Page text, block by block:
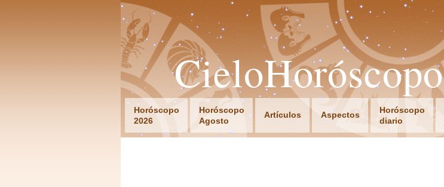
CieloHoróscopo
Horóscopo
2026
Horóscopo
Agosto
Artículos Aspectos
Horóscopo
diario